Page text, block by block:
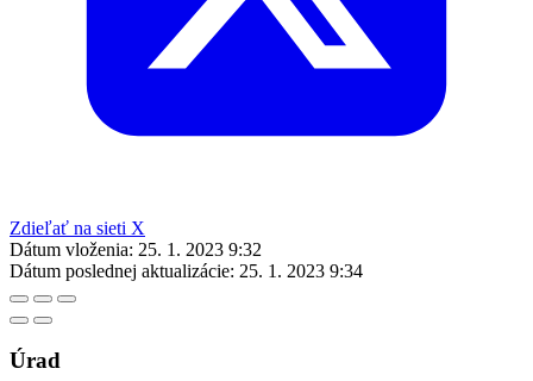
Zdieľať na sieti X
Dátum vloženia: 25. 1. 2023 9:32
Dátum poslednej aktualizácie: 25. 1. 2023 9:34
Úrad